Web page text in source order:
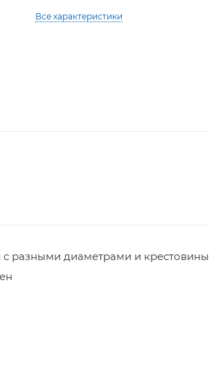
Все характеристики
разными диаметрами и крестовины